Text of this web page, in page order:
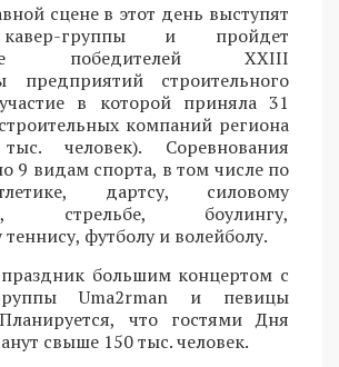
сцене в этот день выступят
группы и пройдет
победителей XXIII
предприятий строительного
в которой приняла 31
компаний региона
человек). Соревнования
9 видам спорта, в том числе по
дартсу, силовому
стрельбе, боулингу,
футболу и волейболу.
большим концертом с
Uma2rman и певицы
что гостями Дня
свыше 150 тыс. человек.